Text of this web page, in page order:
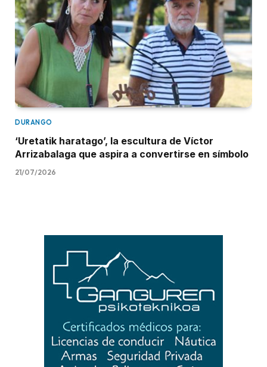
DURANGO
‘Uretatik haratago’, la escultura de Víctor
Arrizabalaga que aspira a convertirse en símbolo
21/07/2026